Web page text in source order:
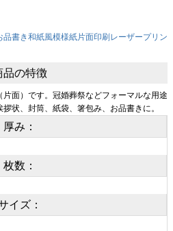
品書き和紙風模様紙片面印刷 レーザープリン
品の特徴
面）です。冠婚葬祭などフォーマルな用途
状、封筒、紙袋、箸包み、お品書きに。
厚み：
枚数：
イズ：